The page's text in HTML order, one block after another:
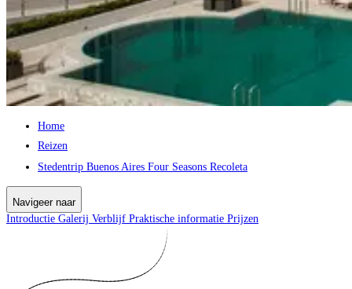
Home
Reizen
Stedentrip Buenos Aires Four Seasons Recoleta
Navigeer naar
Introductie Galerij Verblijf Praktische informatie Prijzen